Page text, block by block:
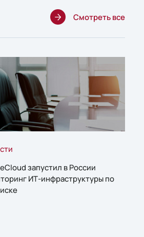
Смотреть все
запустил в России
ИТ-инфраструктуры по